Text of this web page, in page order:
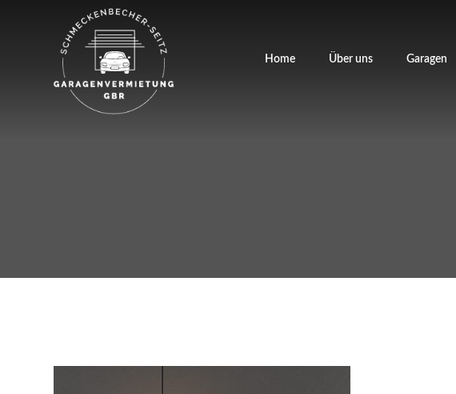
Home Über uns Garagen